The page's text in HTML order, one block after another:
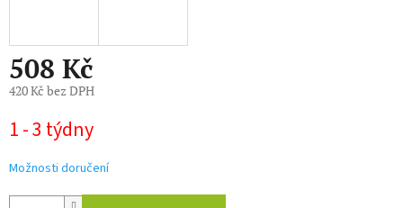
508 Kč
420 Kč bez DPH
cena:
1 - 3 týdny
Možnosti doručení